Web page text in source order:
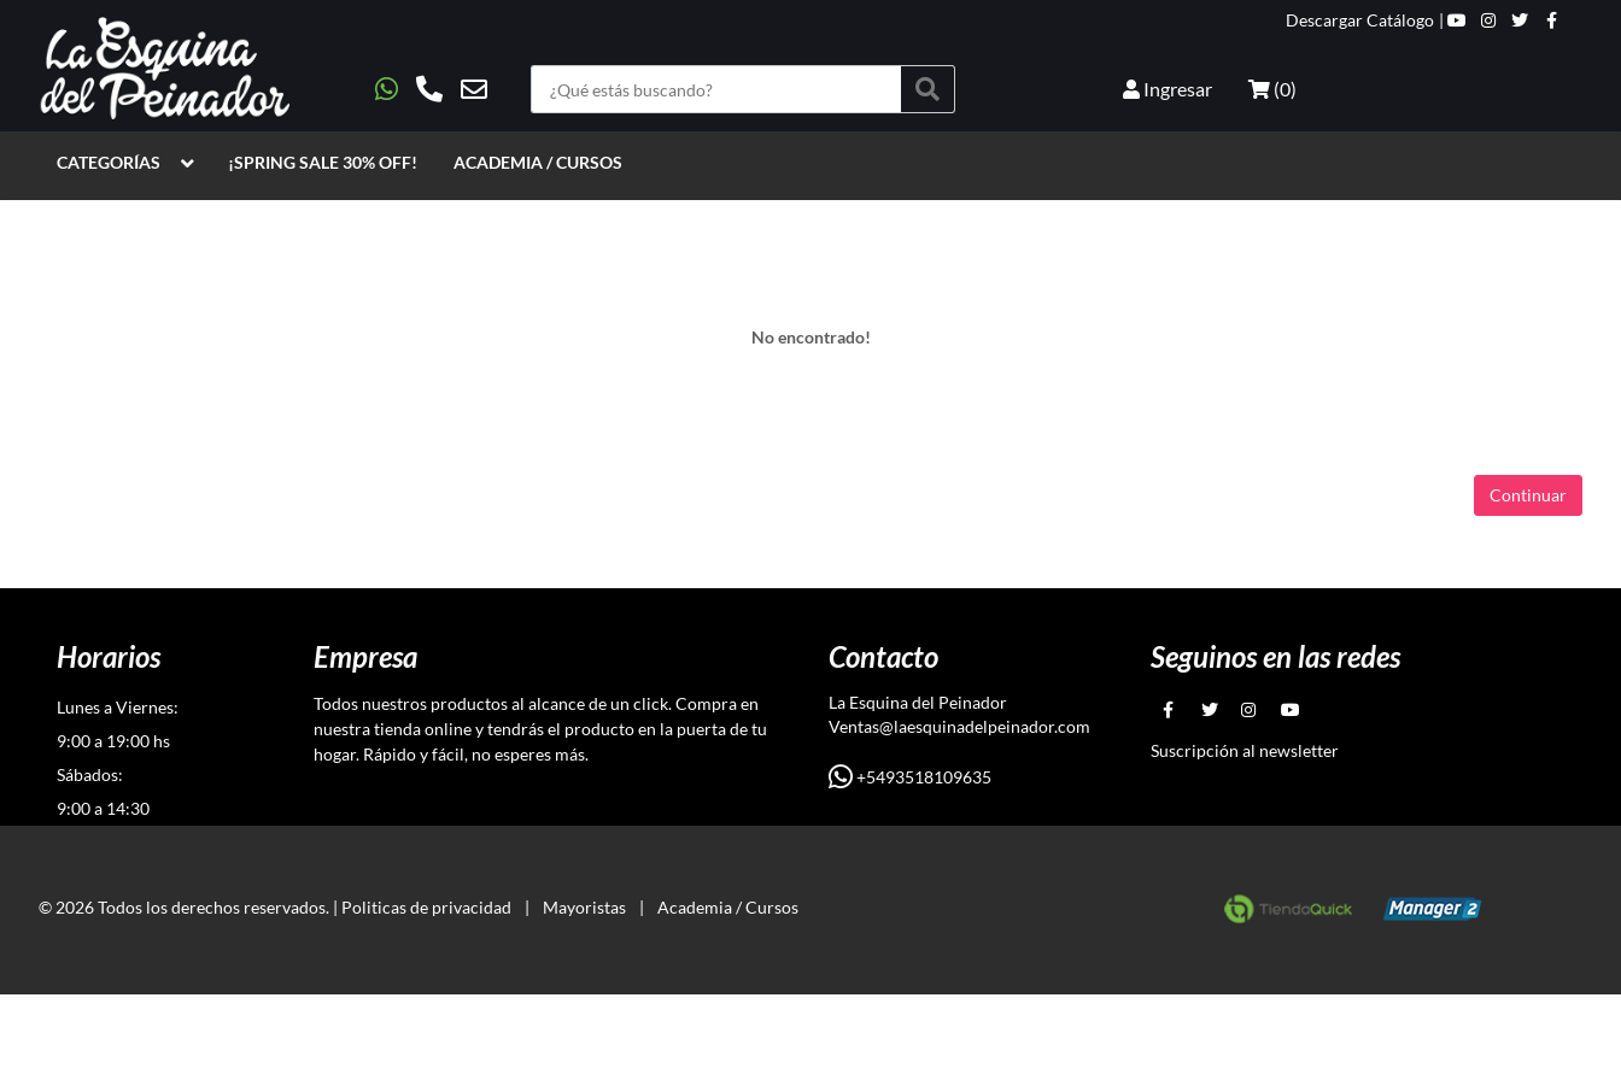
Descargar Catálogo |
Ingresar (0)
CATEGORÍAS ¡SPRING SALE 30% OFF! ACADEMIA / CURSOS
No encontrado!
Continuar
Horarios
Lunes a Viernes:
9:00 a 19:00 hs
Sábados:
9:00 a 14:30
Empresa
Todos nuestros productos al alcance de un click. Compra en
nuestra tienda online y tendrás el producto en la puerta de tu
hogar. Rápido y fácil, no esperes más.
Contacto
La Esquina del Peinador
Ventas@laesquinadelpeinador.com
+5493518109635
Seguinos en las redes
Suscripción al newsletter
© 2026 Todos los derechos reservados. | Politicas de privacidad | Mayoristas | Academia / Cursos